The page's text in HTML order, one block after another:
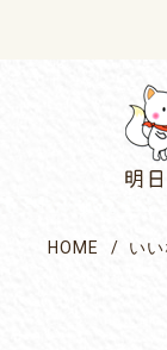
HOME い